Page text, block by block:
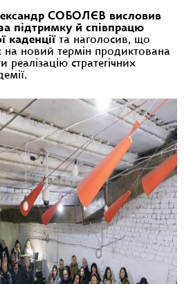
СОБОЛЄВ висловив
підтримку й співпрацю
каденціїта наголосив, що
на новий термін продиктована
стратегічних